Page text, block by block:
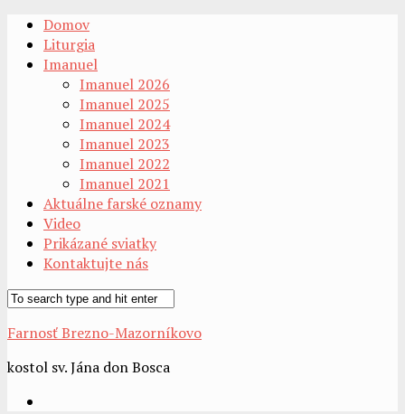
Domov
Liturgia
Imanuel
Imanuel 2026
Imanuel 2025
Imanuel 2024
Imanuel 2023
Imanuel 2022
Imanuel 2021
Aktuálne farské oznamy
Video
Prikázané sviatky
Kontaktujte nás
Farnosť Brezno-Mazorníkovo
kostol sv. Jána don Bosca